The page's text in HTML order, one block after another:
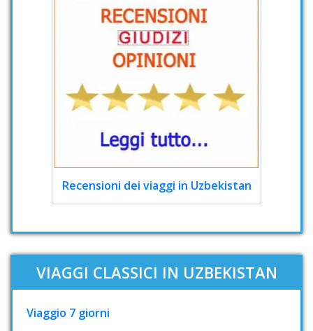
Recensioni dei viaggi in Uzbekistan
VIAGGI CLASSICI IN UZBEKISTAN
Viaggio 7 giorni